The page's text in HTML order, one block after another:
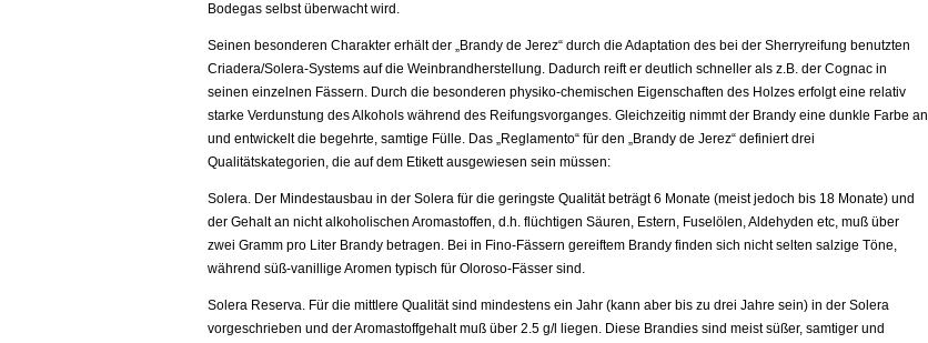
Bodegas selbst überwacht wird.
Seinen besonderen Charakter erhält der „Brandy de Jerez“ durch die Adaptation des bei der Sherryreifung benutzten
Criadera/Solera-Systems auf die Weinbrandherstellung. Dadurch reift er deutlich schneller als z.B. der Cognac in
seinen einzelnen Fässern. Durch die besonderen physiko-chemischen Eigenschaften des Holzes erfolgt eine relativ
starke Verdunstung des Alkohols während des Reifungsvorganges. Gleichzeitig nimmt der Brandy eine dunkle Farbe an
und entwickelt die begehrte, samtige Fülle. Das „Reglamento“ für den „Brandy de Jerez“ definiert drei
Qualitätskategorien, die auf dem Etikett ausgewiesen sein müssen:
Solera. Der Mindestausbau in der Solera für die geringste Qualität beträgt 6 Monate (meist jedoch bis 18 Monate) und
der Gehalt an nicht alkoholischen Aromastoffen, d.h. flüchtigen Säuren, Estern, Fuselölen, Aldehyden etc, muß über
zwei Gramm pro Liter Brandy betragen. Bei in Fino-Fässern gereiftem Brandy finden sich nicht selten salzige Töne,
während süß-vanillige Aromen typisch für Oloroso-Fässer sind.
Solera Reserva. Für die mittlere Qualität sind mindestens ein Jahr (kann aber bis zu drei Jahre sein) in der Solera
vorgeschrieben und der Aromastoffgehalt muß über 2.5 g/l liegen. Diese Brandies sind meist süßer, samtiger und